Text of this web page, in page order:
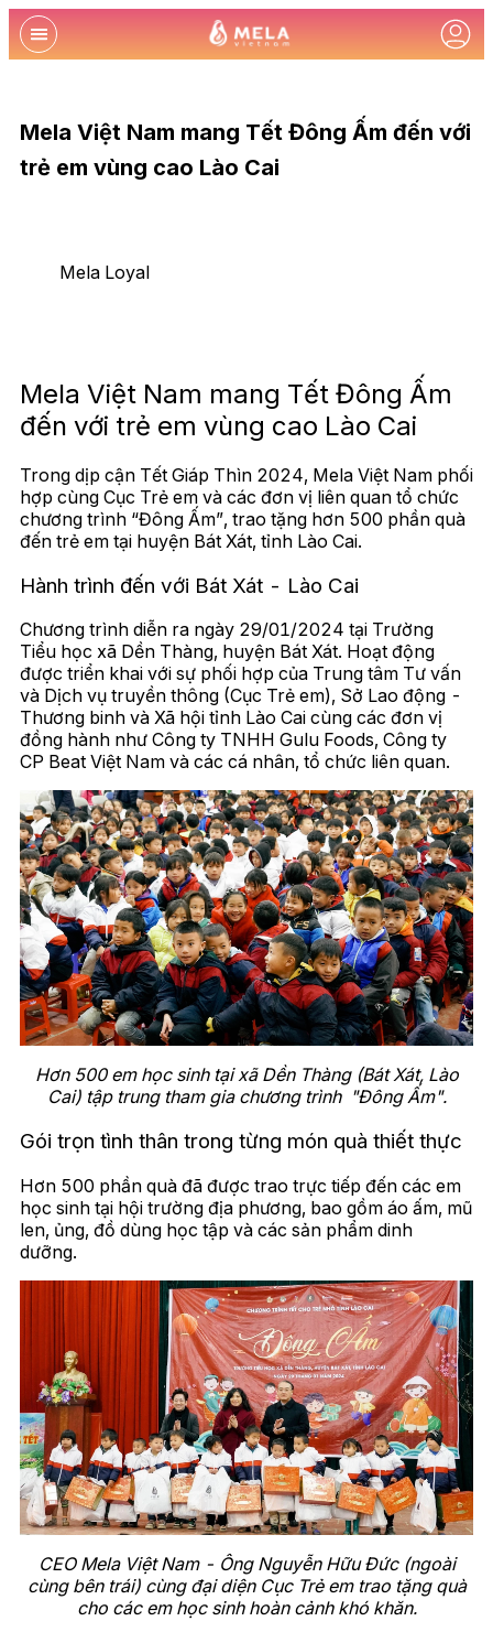
Mela Việt Nam mang Tết Đông Ấm đến với
trẻ em vùng cao Lào Cai
Mela Loyal
Mela Việt Nam mang Tết Đông Ấm
đến với trẻ em vùng cao Lào Cai
Trong dịp cận Tết Giáp Thìn 2024, Mela Việt Nam phối
hợp cùng Cục Trẻ em và các đơn vị liên quan tổ chức
chương trình “Đông Ấm”, trao tặng hơn 500 phần quà
đến trẻ em tại huyện Bát Xát, tỉnh Lào Cai.
Hành trình đến với Bát Xát - Lào Cai
Chương trình diễn ra ngày 29/01/2024 tại Trường
Tiểu học xã Dền Thàng, huyện Bát Xát. Hoạt động
được triển khai với sự phối hợp của Trung tâm Tư vấn
và Dịch vụ truyền thông (Cục Trẻ em), Sở Lao động -
Thương binh và Xã hội tỉnh Lào Cai cùng các đơn vị
đồng hành như Công ty TNHH Gulu Foods, Công ty
CP Beat Việt Nam và các cá nhân, tổ chức liên quan.
Hơn 500 em học sinh tại xã Dền Thàng (Bát Xát, Lào
Cai) tập trung tham gia chương trình "Đông Ấm".
Gói trọn tình thân trong từng món quà thiết thực
Hơn 500 phần quà đã được trao trực tiếp đến các em
học sinh tại hội trường địa phương, bao gồm áo ấm, mũ
len, ủng, đồ dùng học tập và các sản phẩm dinh
dưỡng.
CEO Mela Việt Nam - Ông Nguyễn Hữu Đức (ngoài
cùng bên trái) cùng đại diện Cục Trẻ em trao tặng quà
cho các em học sinh hoàn cảnh khó khăn.